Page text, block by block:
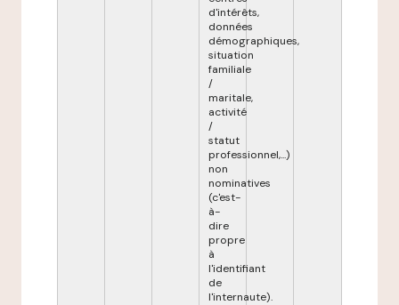
d'intérêts,
données
démographiques,
situation
familiale
/
maritale,
activité
/
statut
professionnel,...)
non
nominatives
(c'est-
à-
dire
propre
à
l'identifiant
de
l'internaute).